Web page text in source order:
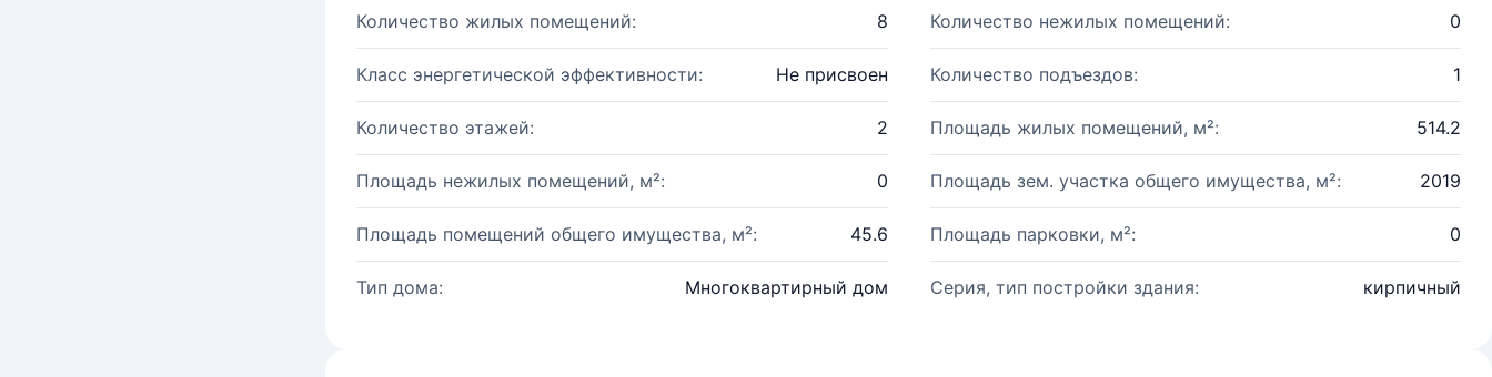
Количество жилых помещений: 8 Количество нежилых помещений: 0
Класс энергетической эффективности: Не присвоен Количество подъездов: 1
Количество этажей: 2 Площадь жилых помещений, м²: 514.2
Площадь нежилых помещений, м²: 0 Площадь зем. участка общего имущества, м²: 2019
Площадь помещений общего имущества, м²: 45.6 Площадь парковки, м²: 0
Тип дома: Многоквартирный дом Серия, тип постройки здания: кирпичный